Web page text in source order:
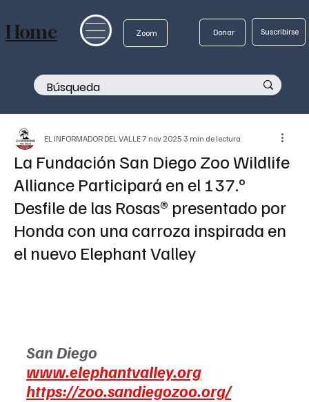
Zoom Donar Suscribirse
Home
La Fundación San Diego Zoo Wildlife
Alliance Participará en el 137.º
Desfile de las Rosas® presentado por
Honda con una carroza inspirada en
el nuevo Elephant Valley
EL INFORMADOR DEL VALLE7 nov 2025 3 min de lectura
San Diego
www.elephantvalley.org
https://zoo.sandiegozoo.org/